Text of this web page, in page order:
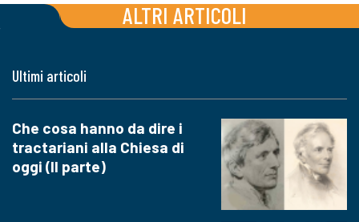
ALTRI ARTICOLI
Ultimi articoli
Che cosa hanno da dire i
tractariani alla Chiesa di
oggi (II parte)